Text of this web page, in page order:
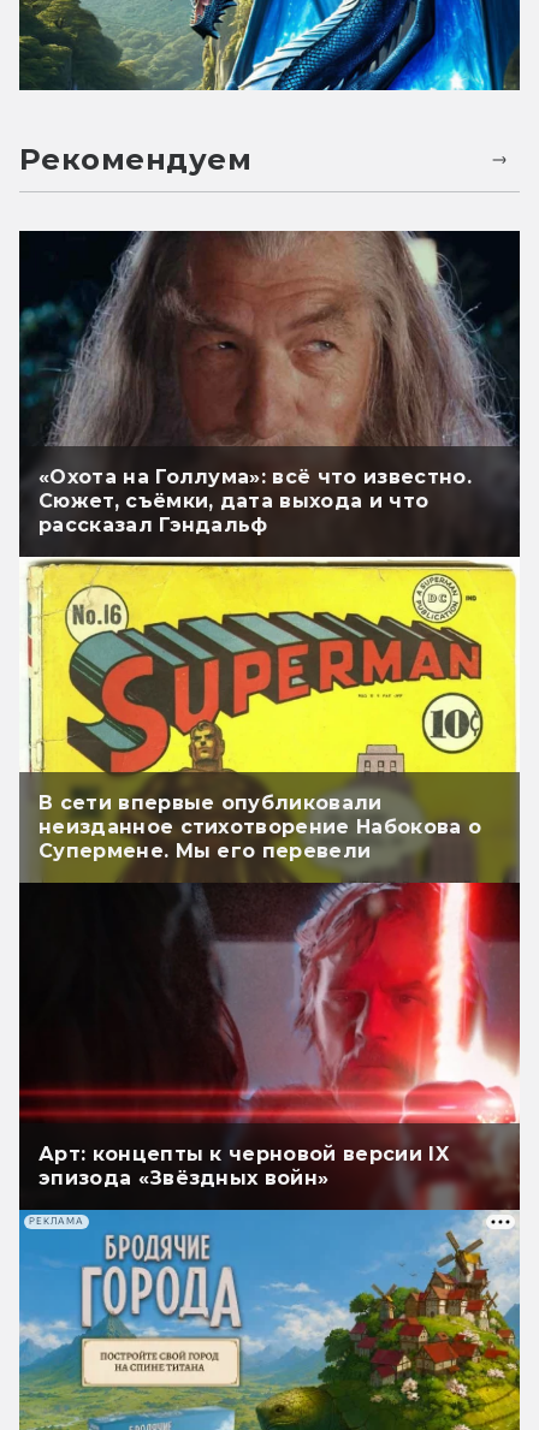
Рекомендуем
«Охота на Голлума»: всё что известно.
Сюжет, съёмки, дата выхода и что
рассказал Гэндальф
В сети впервые опубликовали
неизданное стихотворение Набокова о
Супермене. Мы его перевели
Арт: концепты к черновой версии IX
эпизода «Звёздных войн»
РЕКЛАМА